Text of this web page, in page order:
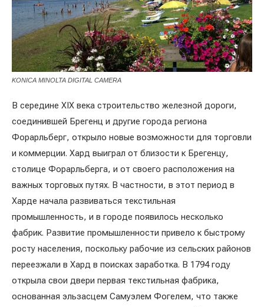
KONICA MINOLTA DIGITAL CAMERA
В середине XIX века строительство железной дороги,
соединившей Брегенц и другие города региона
Форарльберг, открыло новые возможности для торговли
и коммерции. Хард выиграл от близости к Брегенцу,
столице Форарльберга, и от своего расположения на
важных торговых путях. В частности, в этот период в
Харде начала развиваться текстильная
промышленность, и в городе появилось несколько
фабрик. Развитие промышленности привело к быстрому
росту населения, поскольку рабочие из сельских районов
переезжали в Хард в поисках заработка. В 1794 году
открыла свои двери первая текстильная фабрика,
основанная эльзасцем Самуэлем Фогелем, что также